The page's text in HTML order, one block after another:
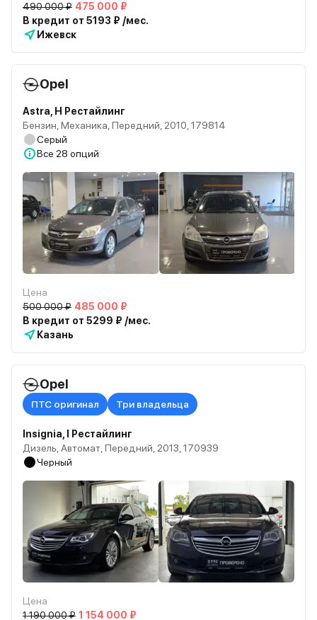
490 000 ₽ 475 000 ₽
В кредит от 5193 ₽ /мес.
Ижевск
Opel
Astra, H Рестайлинг
Бензин, Механика, Передний, 2010, 179814
Серый
Все 28 опций
Цена
500 000 ₽ 485 000 ₽
В кредит от 5299 ₽ /мес.
Казань
Opel
ПТС оригинал Три владельца
Insignia, I Рестайлинг
Дизель, Автомат, Передний, 2013, 170939
Черный
Цена
1 190 000 ₽ 1 154 000 ₽